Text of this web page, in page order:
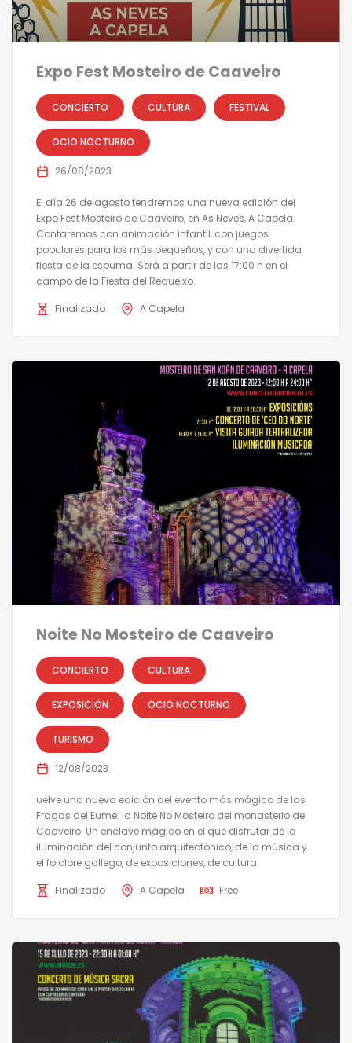
Expo Fest Mosteiro de Caaveiro
CONCIERTO CULTURA FESTIVAL
OCIO NOCTURNO
26/08/2023
El día 26 de agosto tendremos una nueva edición del
Expo Fest Mosteiro de Caaveiro, en As Neves, A Capela.
Contaremos con animación infantil, con juegos
populares para los más pequeños, y con una divertida
fiesta de la espuma. Será a partir de las 17:00 h en el
campo de la Fiesta del Requeixo.
Finalizado A Capela
Noite No Mosteiro de Caaveiro
CONCIERTO CULTURA
EXPOSICIÓN OCIO NOCTURNO
TURISMO
12/08/2023
uelve una nueva edición del evento más mágico de las
Fragas del Eume: la Noite No Mosteiro del monasterio de
Caaveiro. Un enclave mágico en el que disfrutar de la
iluminación del conjunto arquitectónico, de la música y
el folclore gallego, de exposiciones, de cultura.
Finalizado A Capela Free